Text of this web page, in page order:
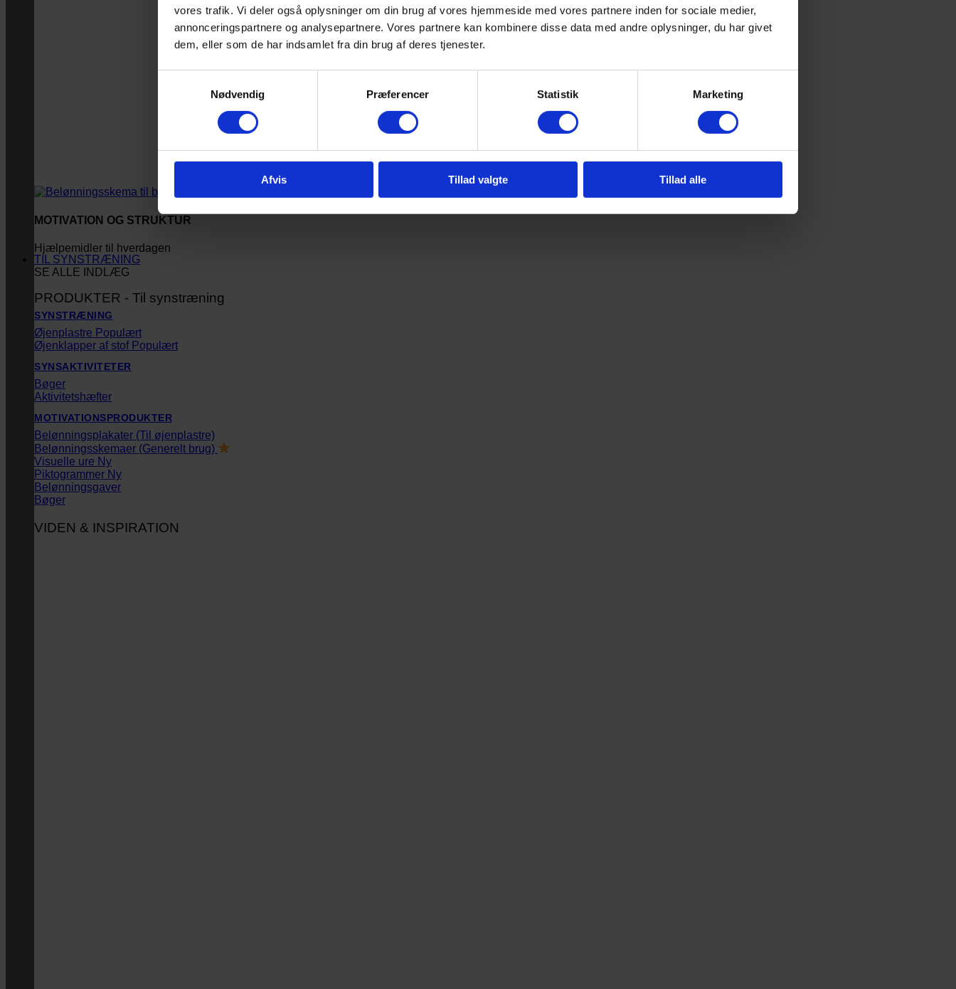
vores trafik. Vi deler også oplysninger om din brug af vores hjemmeside med vores partnere inden for sociale medier,
annonceringspartnere og analysepartnere. Vores partnere kan kombinere disse data med andre oplysninger, du har givet
dem, eller som de har indsamlet fra din brug af deres tjenester.
Nødvendig
Præferencer Statistik Marketing
Afvis Tillad valgte Tillad alle
MOTIVATION OG STRUKTUR
Hjælpemidler til hverdagen
SE ALLE INDLÆG
TIL SYNSTRÆNING
PRODUKTER - Til synstræning
SYNSTRÆNING
Øjenplastre
Øjenklapper af stof
SYNSAKTIVITETER
Bøger
Aktivitetshæfter
MOTIVATIONSPRODUKTER
Belønningsplakater (Til øjenplastre)
Belønningsskemaer (Generelt brug)
Visuelle ure
Piktogrammer
Belønningsgaver
Bøger
VIDEN & INSPIRATION